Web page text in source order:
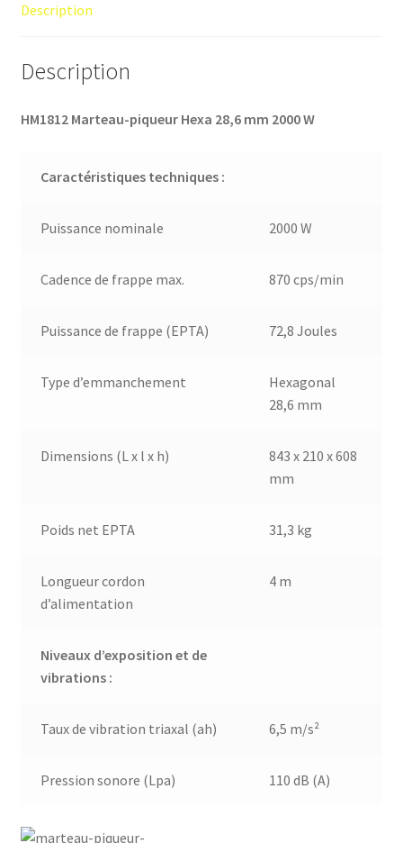
Description
Description
HM1812 Marteau-piqueur Hexa 28,6 mm 2000 W
Caractéristiques techniques :
Puissance nominale 2000 W
Cadence de frappe max. 870 cps/min
Puissance de frappe (EPTA) 72,8 Joules
Type d’emmanchement
Hexagonal
28,6 mm
Dimensions (L x l x h)
843 x 210 x 608
mm
Poids net EPTA 31,3 kg
Longueur cordon
d’alimentation
4 m
Niveaux d’exposition et de
vibrations :
Taux de vibration triaxal (ah) 6,5 m/s²
Pression sonore (Lpa) 110 dB (A)